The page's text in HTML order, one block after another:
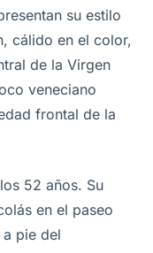
su estilo
cálido en el color,
de la Virgen
veneciano
frontal de la
52 años. Su
en el paseo
pie del